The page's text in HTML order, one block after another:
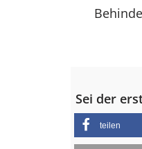
Sei der
teilen